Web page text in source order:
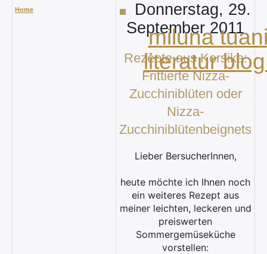
Home
miluna
literatur
Donnerstag, 29.
September 2011
Rezepte aus Korsika:
Frittierte Nizza-
Zucchiniblüten oder
Nizza-
Zucchiniblütenbeignets
Lieber BersucherInnen,
heute möchte ich Ihnen noch
ein weiteres Rezept aus
meiner leichten, leckeren und
preiswerten
Sommergemüseküche
vorstellen: